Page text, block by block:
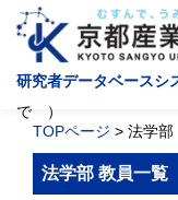
研究者データベースシ
で ）
TOPページ > 法学部
法学部 教員一覧